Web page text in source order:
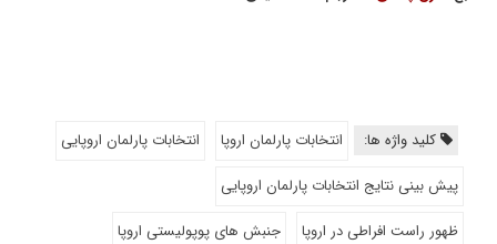
کلید واژه ها: انتخابات پارلمان اروپا
انتخابات پارلمان اروپایی
پیش بینی نتایج انتخابات پارلمان اروپایی
ظهور راست افراطی در اروپا
جنبش های پوپولیستی اروپا